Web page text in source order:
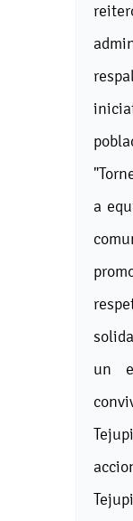
a
un